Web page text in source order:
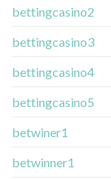
bettingcasino2
bettingcasino3
bettingcasino4
bettingcasino5
betwiner1
betwinner1